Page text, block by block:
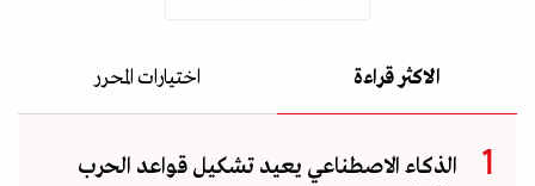
الاكثر قراءة اختيارات المحرر
الذكاء الاصطناعي يعيد تشكيل قواعد الحرب